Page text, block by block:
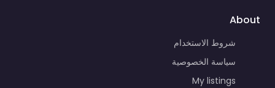
About
شروط الاستخدام
سياسة الخصوصية
My listings